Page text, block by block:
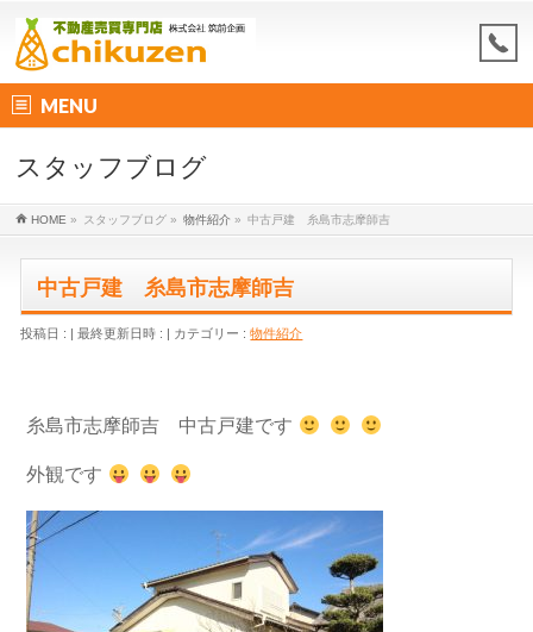
MENU
スタッフブログ
HOME » スタッフブログ » 物件紹介 » 中古戸建 糸島市志摩師吉
中古戸建 糸島市志摩師吉
投稿日 : 最終更新日時 : カテゴリー :物件紹介
糸島市志摩師吉 中古戸建です
外観です